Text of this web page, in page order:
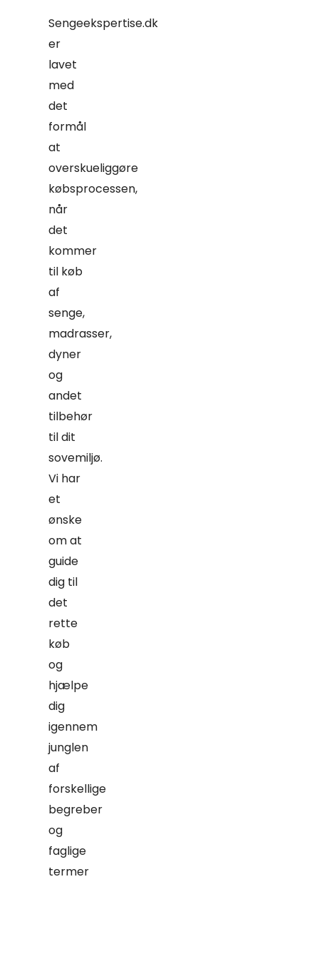
Sengeekspertise.dk
er
lavet
med
det
formål
at
overskueliggøre
købsprocessen,
når
det
kommer
til køb
af
senge,
madrasser,
dyner
og
andet
tilbehør
til dit
sovemiljø.
Vi har
et
ønske
om at
guide
dig til
det
rette
køb
og
hjælpe
dig
igennem
junglen
af
forskellige
begreber
og
faglige
termer